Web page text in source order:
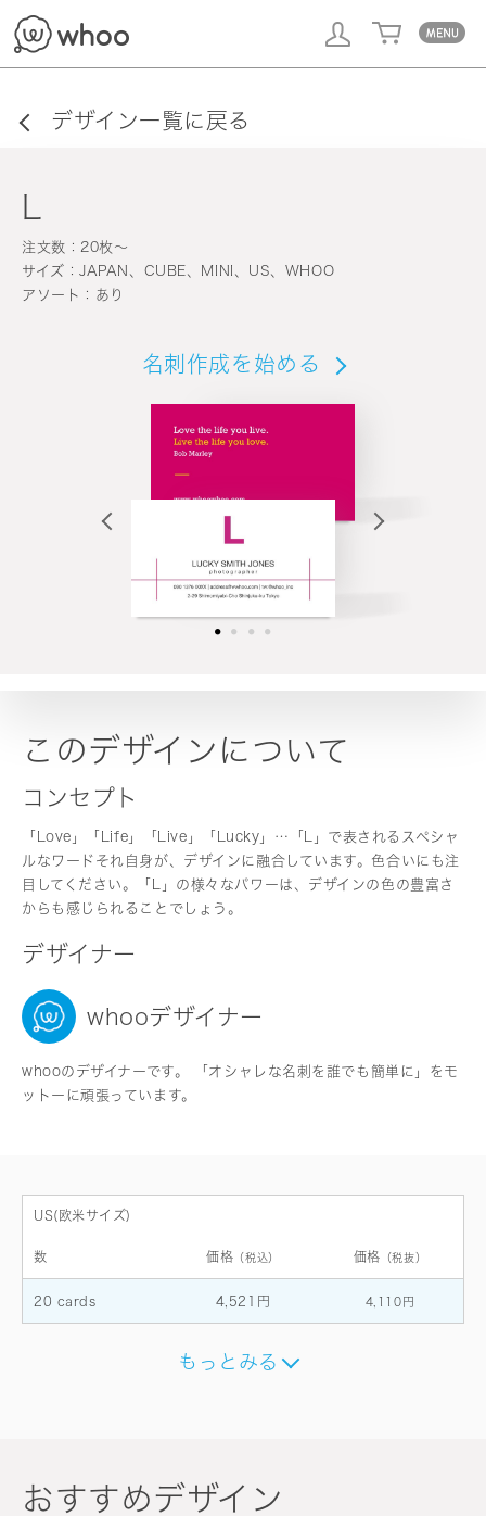
デザイン一覧に戻る
注文数：20枚〜
サイズ：JAPAN、CUBE、MINI、US、WHOO
アソート：あり
名刺作成を始める
このデザインについて
コンセプト
「Love」「Life」「Live」「Lucky」…「L」で表されるスペシャ
ルなワードそれ自身が、デザインに融合しています。色合いにも注
目してください。「L」の様々なパワーは、デザインの色の豊富さ
からも感じられることでしょう。
デザイナー
whooデザイナー
whooのデザイナーです。 「オシャレな名刺を誰でも簡単に」をモ
ットーに頑張っています。
US(欧米サイズ)
数 価格 （税込） 価格 （税抜）
20 cards 4,521円 4,110円
もっとみる
おすすめデザイン